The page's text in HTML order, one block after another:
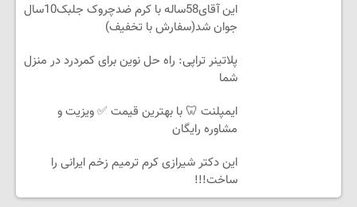
این آقای58ساله با کرم ضدچروک جلبک10سال
جوان شد(سفارش با تخفیف)
پلاتینر تراپی: راه حل نوین برای کمردرد در منزل
شما
ایمپلنت 🦷 با بهترین قیمت ✅ ویزیت و
مشاوره رایگان
این دکتر شیرازی کرم ترمیم زخم ایرانی را
ساخت!!!